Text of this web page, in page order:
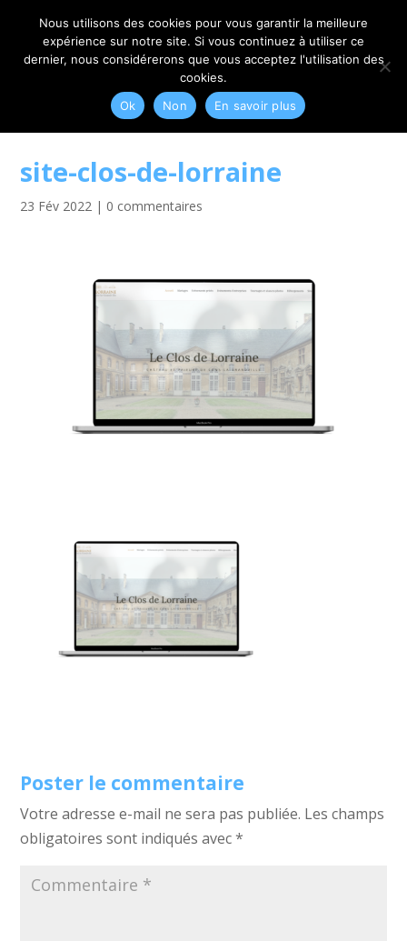
06 79 42 10 00 CONTACT@MYRIAM-CORBET.NET
site-clos-de-lorraine
23 Fév 2022 | 0 commentaires
Poster le commentaire
Votre adresse e-mail ne sera pas publiée. Les champs
obligatoires sont indiqués avec*
Nous utilisons des cookies pour vous garantir la meilleure
expérience sur notre site. Si vous continuez à utiliser ce
dernier, nous considérerons que vous acceptez l'utilisation des
cookies.
Ok
Non En savoir plus